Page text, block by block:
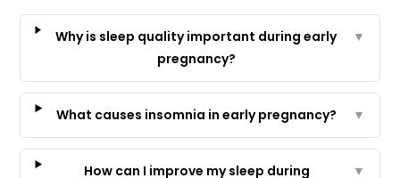
Why is sleep quality important during early
pregnancy?
▼
What causes insomnia in early pregnancy? ▼
How can I improve my sleep during ▼